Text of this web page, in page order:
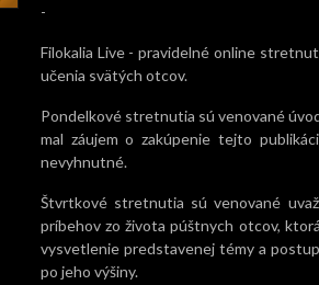
-
Filokalia Live - pravidelné online
učenia svätých otcov.
Pondelkové stretnutia sú venované
mal záujem o zakúpenie tejto
nevyhnutné.
Štvrtkové stretnutia sú venované
príbehov zo života púštnych otcov,
vysvetlenie predstavenej témy a
po jeho výšiny.